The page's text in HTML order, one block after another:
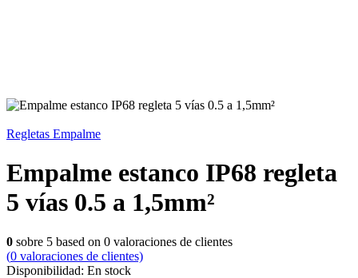
Regletas Empalme
Empalme estanco IP68 regleta
5 vías 0.5 a 1,5mm²
0 sobre 5 based on 0 valoraciones de clientes
(0 valoraciones de clientes)
Disponibilidad: En stock